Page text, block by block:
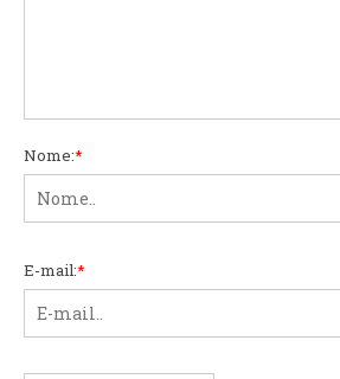
Nome:*
E-mail:*